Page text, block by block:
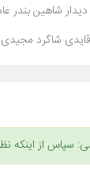
دیدار شاهین
شاگرد
سپاس از اینکه